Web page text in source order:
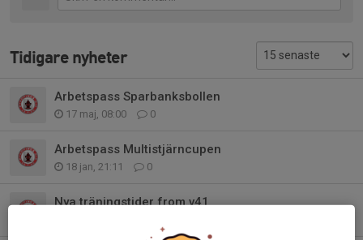
Tidigare nyheter
Arbetspass Sparbanksbollen
17 maj, 08:00 0
Arbetspass Multistjärncupen
18 jan, 21:11 0
Nya träningstider from v41